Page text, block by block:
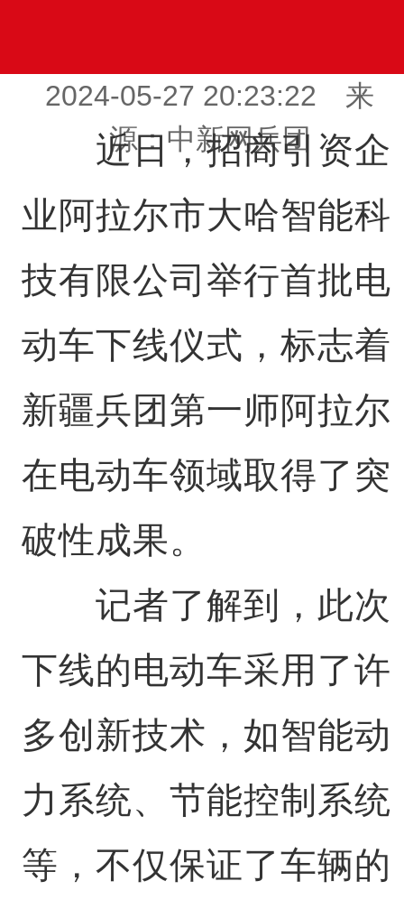
2024-05-27 20:23:22 来
源：中新网兵团
近日，招商引资企
业阿拉尔市大哈智能科
技有限公司举行首批电
动车下线仪式，标志着
新疆兵团第一师阿拉尔
在电动车领域取得了突
破性成果。
记者了解到，此次
下线的电动车采用了许
多创新技术，如智能动
力系统、节能控制系统
等，不仅保证了车辆的